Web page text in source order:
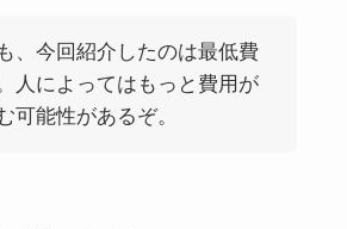
、今回紹介したのは最低費
人によってはもっと費用が
可能性があるぞ。